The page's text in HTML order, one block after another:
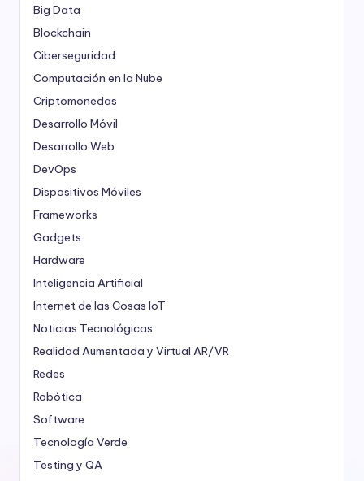
Big Data
Blockchain
Ciberseguridad
Computación en la Nube
Criptomonedas
Desarrollo Móvil
Desarrollo Web
DevOps
Dispositivos Móviles
Frameworks
Gadgets
Hardware
Inteligencia Artificial
Internet de las Cosas IoT
Noticias Tecnológicas
Realidad Aumentada y Virtual AR/VR
Redes
Robótica
Software
Tecnología Verde
Testing y QA